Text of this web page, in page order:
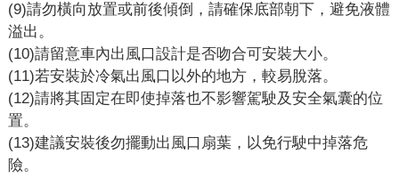
(9)請勿橫向放置或前後傾倒，請確保底部朝下，避免液體
溢出。
(10)請留意車內出風口設計是否吻合可安裝大小。
(11)若安裝於冷氣出風口以外的地方，較易脫落。
(12)請將其固定在即使掉落也不影響駕駛及安全氣囊的位
置。
(13)建議安裝後勿擺動出風口扇葉，以免行駛中掉落危
險。